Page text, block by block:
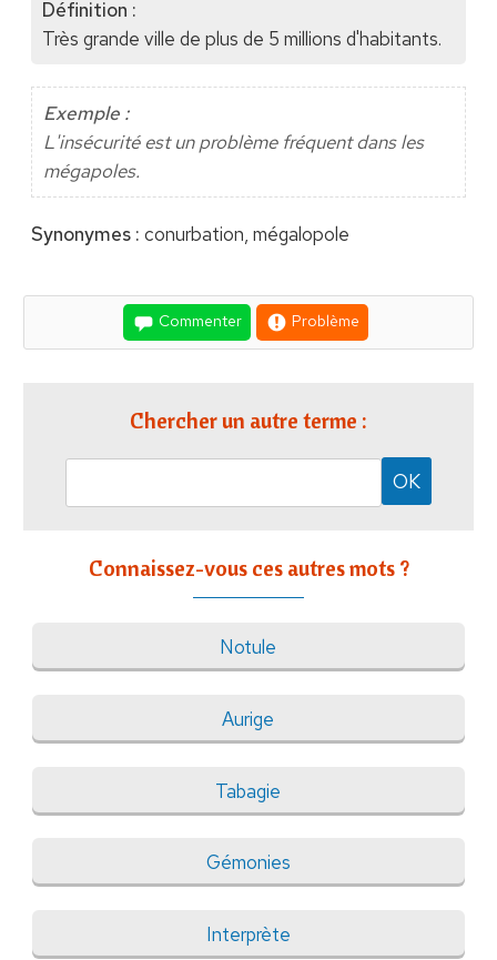
Définition :
Très grande ville de plus de 5 millions d'habitants.
Exemple :
L'insécurité est un problème fréquent dans les
mégapoles.
Synonymes : conurbation, mégalopole
Commenter Problème
Chercher un autre terme :
Connaissez-vous ces autres mots ?
Notule
Aurige
Tabagie
Gémonies
Interprète